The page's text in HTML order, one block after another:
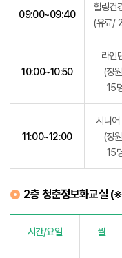
09:00~09:40
힐링건
(유료/
10:00~10:50
라인
(정
15
11:00~12:00
시니어
(정
15
2층 청춘정보화교실
시간/요일 월